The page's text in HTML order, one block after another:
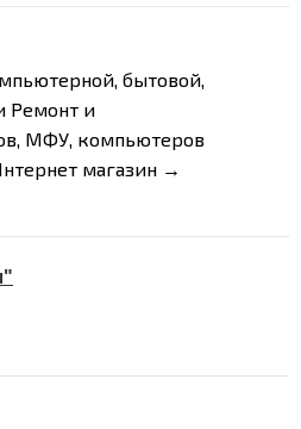
бытовой,
Ремонт и
МФУ, компьютеров
магазин →